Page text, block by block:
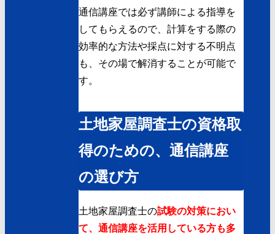
通信講座では必ず講師による指導を
してもらえるので、計算をする際の
効率的な方法や採点に対する不明点
も、その場で解消することが可能で
す。
土地家屋調査士の資格取
得のための、通信講座
の選び方
土地家屋調査士の試験の対策におい
て、通信講座を活用している方も多